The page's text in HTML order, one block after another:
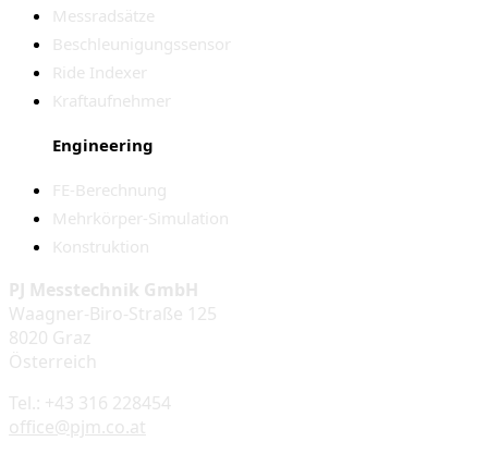
Messradsätze
Beschleunigungssensor
Ride Indexer
Kraftaufnehmer
Engineering
FE-Berechnung
Mehrkörper-Simulation
Konstruktion
PJ Messtechnik GmbH
Waagner-Biro-Straße 125
8020 Graz
Österreich
Tel.: +43 316 228454
office@pjm.co.at